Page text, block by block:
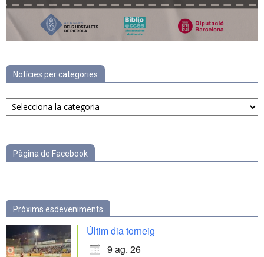
Notícies per categories
Notícies
per
Pàgina de Facebook
Pròxims esdeveniments
Últim dia torneig
9 ag. 26